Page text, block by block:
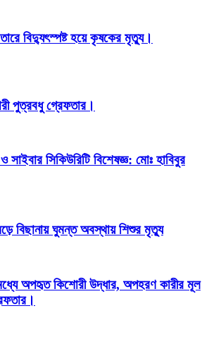
বিদ্যুৎস্পষ্ট হয়ে কৃষকের মৃত্যু।
পুত্রবধু গ্রেফতার।
সিকিউরিটি বিশেষজ্ঞ: মোঃ হাবিবুর
বিছানায় ঘুমন্ত অবস্থায় শিশুর মৃত্যু
অপহৃত কিশোরী উদ্ধার, অপহরণ কারীর মূল